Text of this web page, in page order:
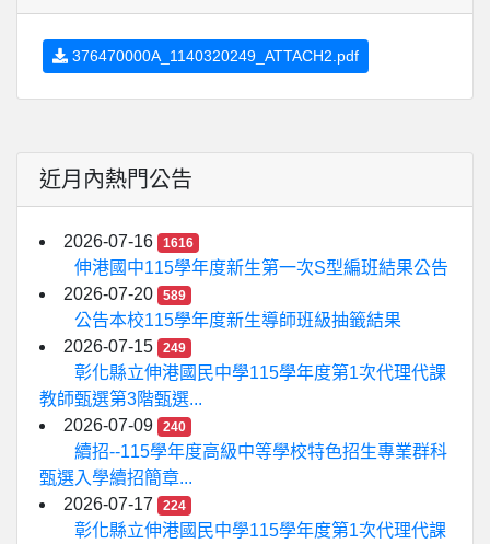
376470000A_1140320249_ATTACH2.pdf
近月內熱門公告
2026-07-16 1616
伸港國中115學年度新生第一次S型編班結果公告
2026-07-20
589
公告本校115學年度新生導師班級抽籤結果
2026-07-15
249
彰化縣立伸港國民中學115學年度第1次代理代課
教師甄選第3階甄選...
2026-07-09
240
續招--115學年度高級中等學校特色招生專業群科
甄選入學續招簡章...
2026-07-17
224
彰化縣立伸港國民中學115學年度第1次代理代課